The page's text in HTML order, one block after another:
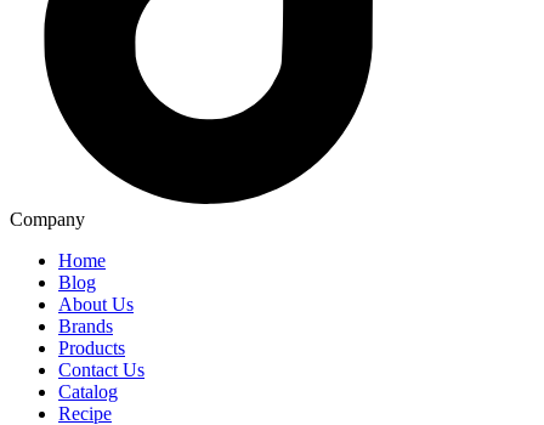
Company
Home
Blog
About Us
Brands
Products
Contact Us
Catalog
Recipe